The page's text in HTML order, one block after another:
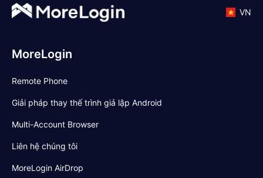
VN
MoreLogin
Remote Phone
Giải pháp thay thế trình giả lập Android
Multi-Account Browser
Liên hệ chúng tôi
MoreLogin AirDrop